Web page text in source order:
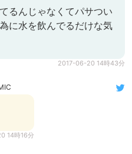
るんじゃなくてパサつい
に水を飲んでるだけな気
2017-06-20 14時43分
14時16分